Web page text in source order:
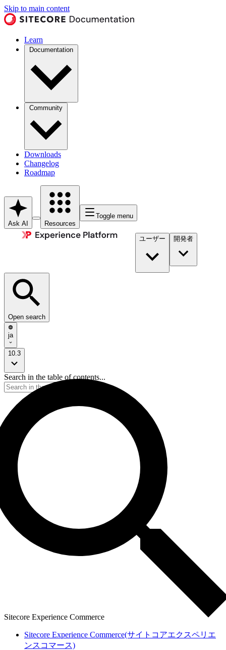
Skip to main content
Learn
Documentation
Community
Downloads
Changelog
Roadmap
Ask AI Resources
Toggle menu
ユーザー 開発者​
Open search
ja
10.3
Search in the table of contents...
Sitecore Experience Commerce
Sitecore Experience Commerce(サイトコアエクスペリエ
ンスコマース)